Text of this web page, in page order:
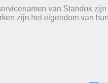
van Standox
zijn het eigendom van